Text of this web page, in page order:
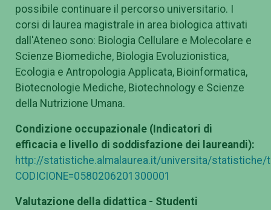
possibile continuare il percorso universitario. I
corsi di laurea magistrale in area biologica attivati
dall'Ateneo sono: Biologia Cellulare e Molecolare e
Scienze Biomediche, Biologia Evoluzionistica,
Ecologia e Antropologia Applicata, Bioinformatica,
Biotecnologie Mediche, Biotechnology e Scienze
della Nutrizione Umana.
Condizione occupazionale (Indicatori di
efficacia e livello di soddisfazione dei laureandi):
http://statistiche.almalaurea.it/universita/statistiche/
CODICIONE=0580206201300001
Valutazione della didattica - Studenti